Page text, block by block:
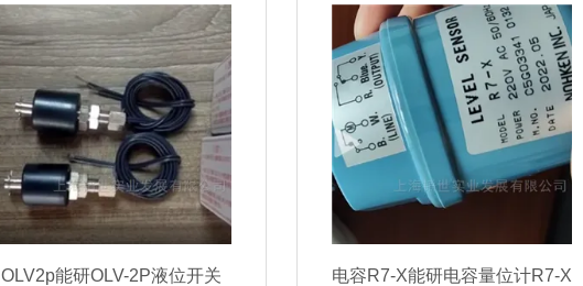
OLV2p能研OLV-2P液位开关 电容R7-X能研电容量位计R7-X